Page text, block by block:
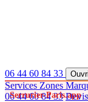
06 44 60 84 33
Services Zones
06 44 60 84 33
Serrurier-Paris.app ›